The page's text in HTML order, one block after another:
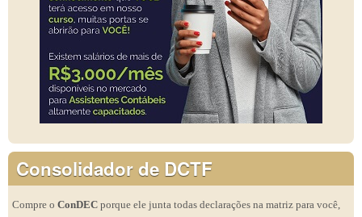
Consolidador de DCTF
Compre o ConDEC porque ele junta todas declarações na matriz para você,